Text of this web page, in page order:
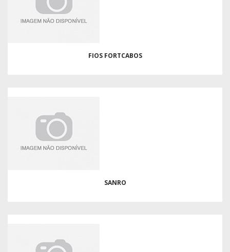
FIOS FORTCABOS
SANRO